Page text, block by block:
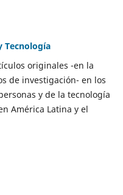
Tecnología
originales -en la
de investigación- en los
y de la tecnología
América Latina y el